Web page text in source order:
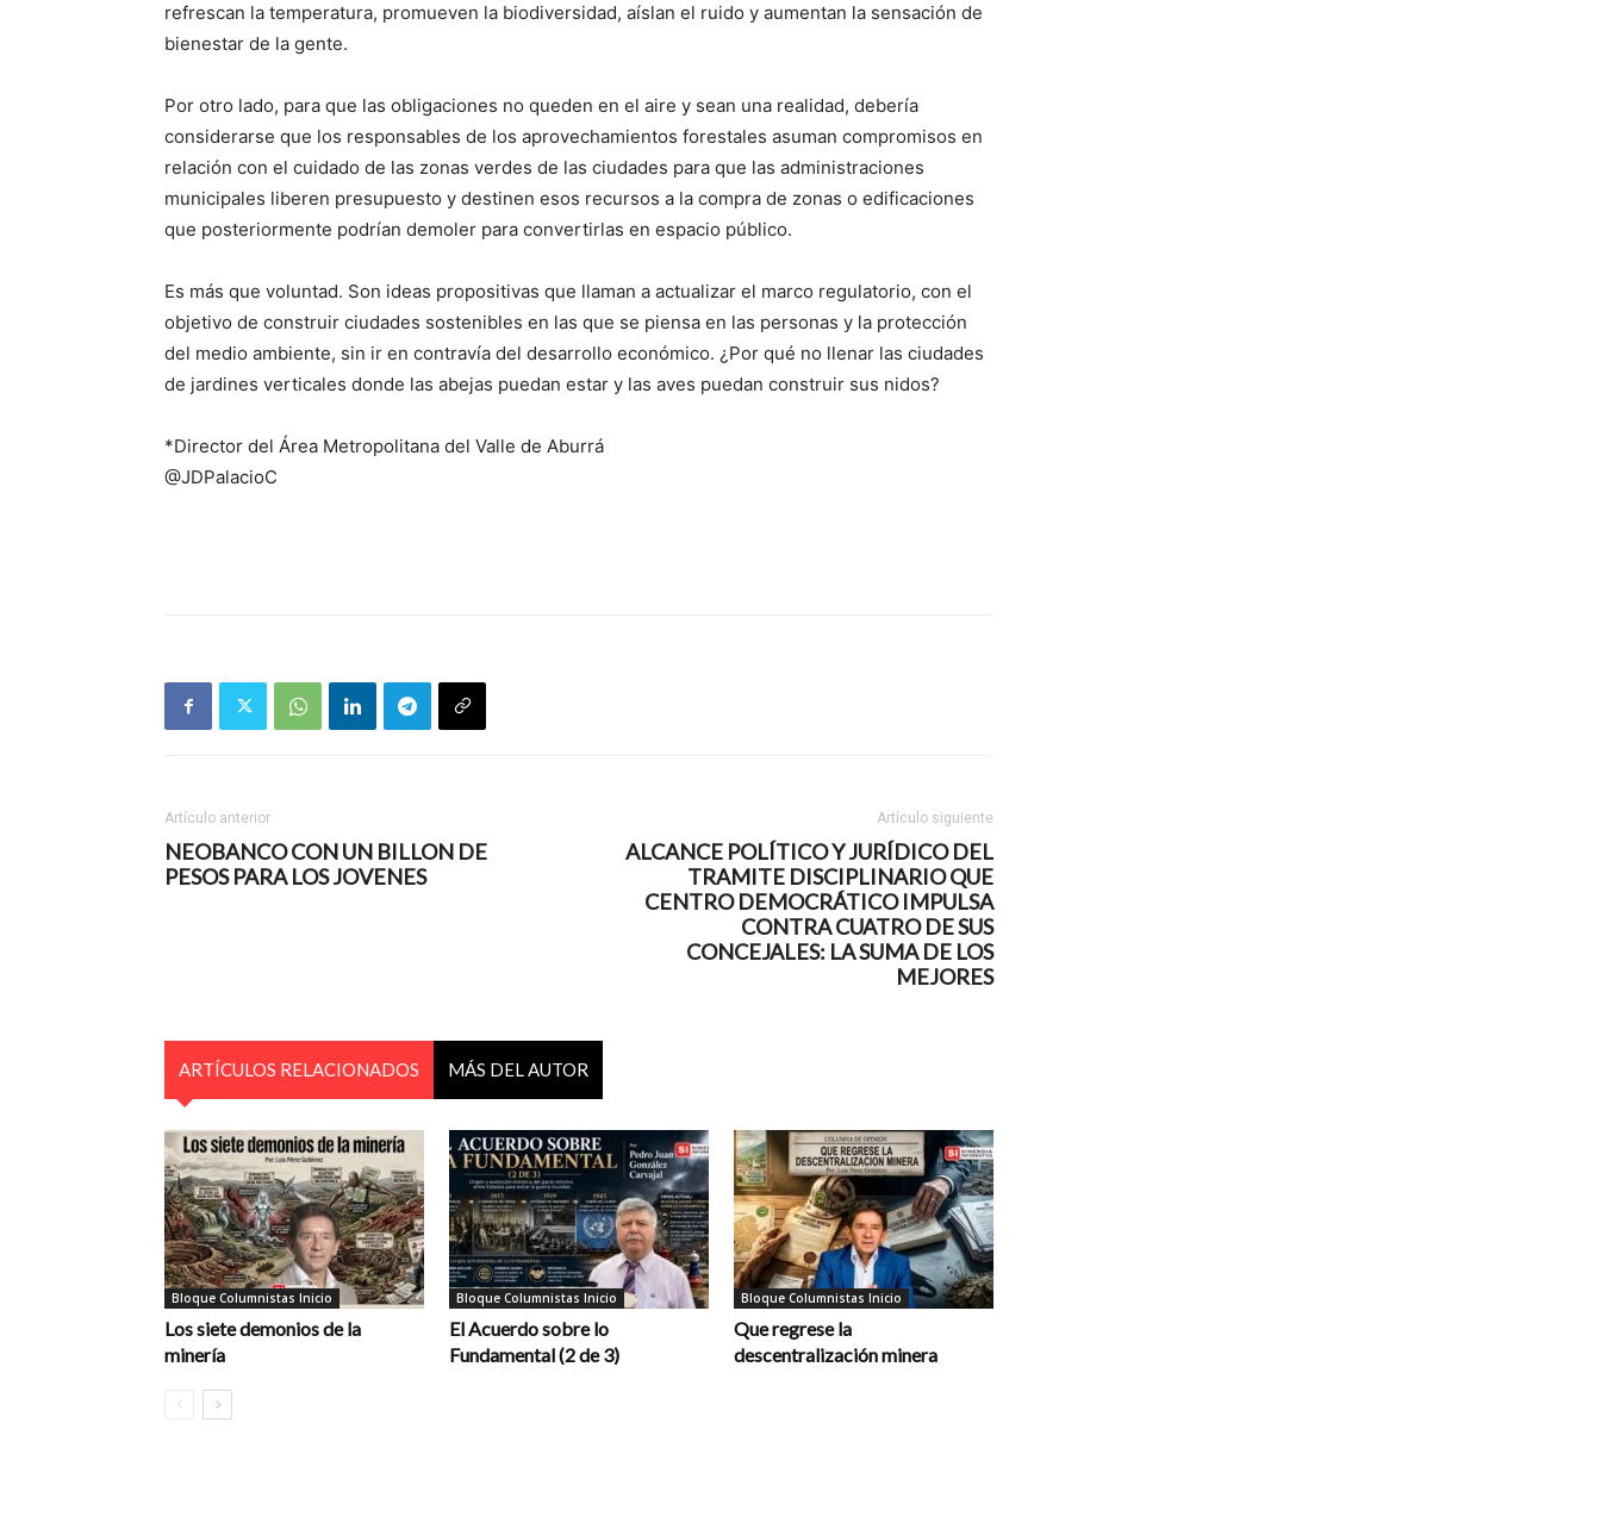
refrescan la temperatura, promueven la biodiversidad, aíslan el ruido y aumentan la sensación de
bienestar de la gente.
Por otro lado, para que las obligaciones no queden en el aire y sean una realidad, debería
considerarse que los responsables de los aprovechamientos forestales asuman compromisos en
relación con el cuidado de las zonas verdes de las ciudades para que las administraciones
municipales liberen presupuesto y destinen esos recursos a la compra de zonas o edificaciones
que posteriormente podrían demoler para convertirlas en espacio público.
Es más que voluntad. Son ideas propositivas que llaman a actualizar el marco regulatorio, con el
objetivo de construir ciudades sostenibles en las que se piensa en las personas y la protección
del medio ambiente, sin ir en contravía del desarrollo económico. ¿Por qué no llenar las ciudades
de jardines verticales donde las abejas puedan estar y las aves puedan construir sus nidos?
*Director del Área Metropolitana del Valle de Aburrá
@JDPalacioC
Artículo anterior
NEOBANCO CON UN BILLON DE
PESOS PARA LOS JOVENES
Artículo siguiente
ALCANCE POLÍTICO Y JURÍDICO DEL
TRAMITE DISCIPLINARIO QUE
CENTRO DEMOCRÁTICO IMPULSA
CONTRA CUATRO DE SUS
CONCEJALES: LA SUMA DE LOS
MEJORES
ARTÍCULOS RELACIONADOS MÁS DEL AUTOR
Bloque Columnistas Inicio
Los siete demonios de la
minería
Bloque Columnistas Inicio
El Acuerdo sobre lo
Fundamental (2 de 3)
Bloque Columnistas Inicio
Que regrese la
descentralización minera